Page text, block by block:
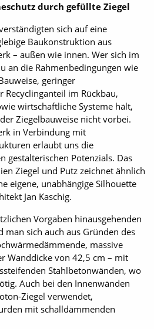
durch gefüllte Ziegel
sich auf eine
Baukonstruktion aus
– außen wie innen. Wer sich im
an die Rahmenbedingungen wie
geringer
Recyclinganteil im Rückbau,
wirtschaftliche Systeme hält,
Ziegelbauweise nicht vorbei.
in Verbindung mit
erlaubt uns die
gestalterischen Potenzials. Das
Ziegel und Putz zeichnet ähnlich
eigene, unabhängige Silhouette
Jan Kaschig.
Vorgaben hinausgehenden
man sich auch aus Gründen des
massive
Wanddicke von 42,5 cm – mit
Stahlbetonwänden, wo
Auch bei den Innenwänden
Ziegel verwendet,
mit schalldämmenden